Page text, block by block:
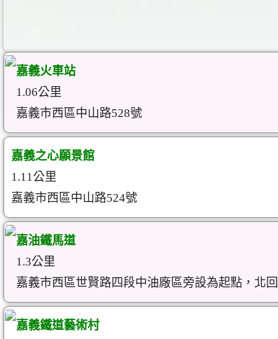
嘉義火車站
1.06公里
嘉義市西區中山路528號
嘉義之心願景館
1.11公里
嘉義市西區中山路524號
嘉油鐵馬道
1.3公里
嘉義市西區世賢路四段中油廠區旁設為起點，北
嘉義鐵道藝術村